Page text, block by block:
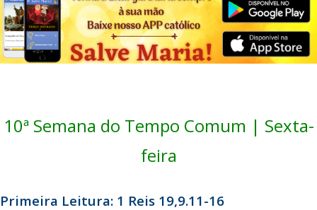
ESPIRITUALIDADE
AS MELHORES MÚSICAS CATÓLICAS
BRINDES
10ª Semana do Tempo Comum | Sexta-
feira
Primeira Leitura: 1 Reis 19,9.11-16